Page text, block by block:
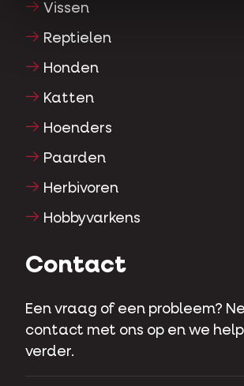
Vissen
Reptielen
Honden
Katten
Hoenders
Paarden
Herbivoren
Hobbyvarkens
Contact
Een vraag of een probleem?
contact met ons op en we
verder.